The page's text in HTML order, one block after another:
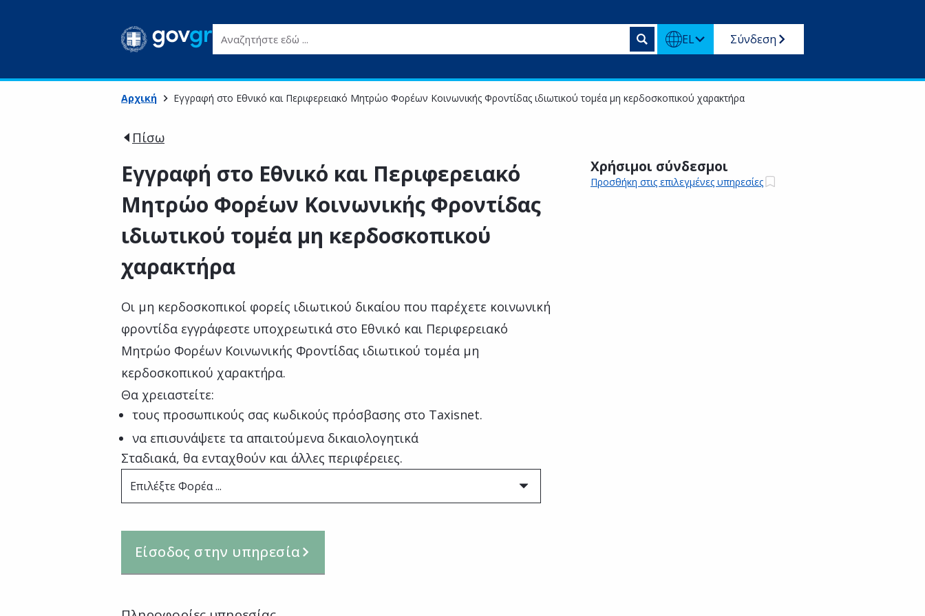
Αναζητήστε εδώ ... EL Σύνδεση
Αρχική Εγγραφή στο Εθνικό και Περιφερειακό Μητρώο Φορέων Κοινωνικής Φροντίδας ιδιωτικού τομέα μη κερδοσκοπικού χαρακτήρα
Πίσω
Εγγραφή στο Εθνικό και Περιφερειακό
Μητρώο Φορέων Κοινωνικής Φροντίδας
ιδιωτικού τομέα μη κερδοσκοπικού
χαρακτήρα
Οι μη κερδοσκοπικοί φορείς ιδιωτικού δικαίου που παρέχετε κοινωνική
φροντίδα εγγράφεστε υποχρεωτικά στο Εθνικό και Περιφερειακό
Μητρώο Φορέων Κοινωνικής Φροντίδας ιδιωτικού τομέα μη
κερδοσκοπικού χαρακτήρα.
Θα χρειαστείτε:
τους προσωπικούς σας κωδικούς πρόσβασης στο Taxisnet.
να επισυνάψετε τα απαιτούμενα δικαιολογητικά
Σταδιακά, θα ενταχθούν και άλλες περιφέρειες.
Επιλέξτε Φορέα ...
Είσοδος στην υπηρεσία
Χρήσιμοι σύνδεσμοι
Προσθήκη στις επιλεγμένες υπηρεσίες